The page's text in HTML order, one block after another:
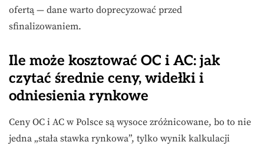
ofertą — dane warto doprecyzować przed
sfinalizowaniem.
Ile może kosztować OC i AC: jak
czytać średnie ceny, widełki i
odniesienia rynkowe
Ceny OC i AC w Polsce są wysoce zróżnicowane, bo to nie
jedna „stała stawka rynkowa”, tylko wynik kalkulacji